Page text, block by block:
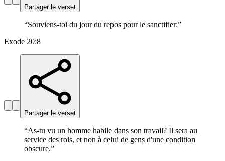
Partager le verset
“Souviens-toi du jour du repos pour le sanctifier;”
Exode 20:8
Partager le verset
“As-tu vu un homme habile dans son travail? Il sera au
service des rois, et non à celui de gens d'une condition
obscure.”